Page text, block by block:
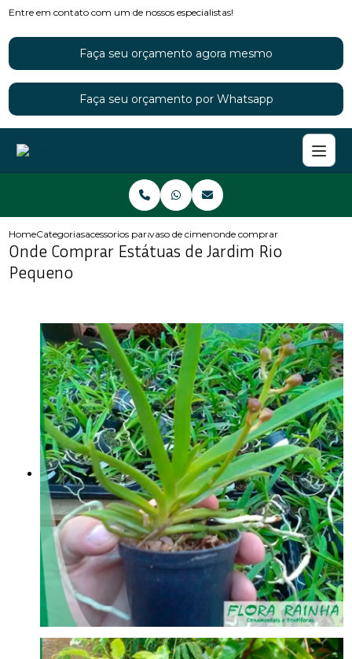
Entre em contato com um de nossos especialistas!
Faça seu orçamento agora mesmo
Faça seu orçamento por Whatsapp
HomeCategoriasacessorios para jardinsvaso de cimento para jardim
onde comprar estatuas de
Onde Comprar Estátuas de Jardim Rio
Pequeno